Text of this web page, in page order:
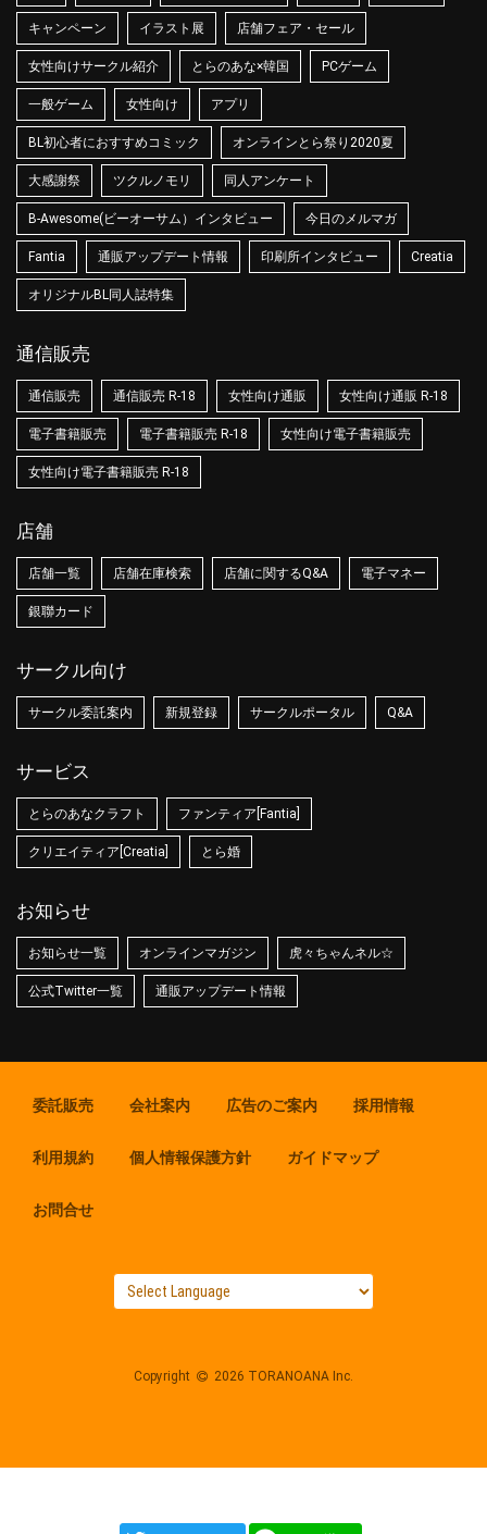
キャンペーン イラスト展 店舗フェア・セール
女性向けサークル紹介 とらのあな×韓国 PCゲーム
一般ゲーム 女性向け アプリ
BL初心者におすすめコミック オンラインとら祭り2020夏
大感謝祭 ツクルノモリ 同人アンケート
B-Awesome(ビーオーサム）インタビュー 今日のメルマガ
Fantia 通販アップデート情報 印刷所インタビュー Creatia
オリジナルBL同人誌特集
通信販売
通信販売 通信販売 R-18 女性向け通販 女性向け通販 R-18
電子書籍販売 電子書籍販売 R-18 女性向け電子書籍販売
女性向け電子書籍販売 R-18
店舗
店舗一覧 店舗在庫検索 店舗に関するQ&A 電子マネー
銀聯カード
サークル向け
サークル委託案内 新規登録 サークルポータル Q&A
サービス
とらのあなクラフト ファンティア[Fantia]
クリエイティア[Creatia] とら婚
お知らせ
お知らせ一覧 オンラインマガジン 虎々ちゃんネル☆
公式Twitter一覧 通販アップデート情報
委託販売 会社案内 広告のご案内 採用情報
利用規約 個人情報保護方針 ガイドマップ
お問合せ
Copyright 2026 TORANOANA Inc.